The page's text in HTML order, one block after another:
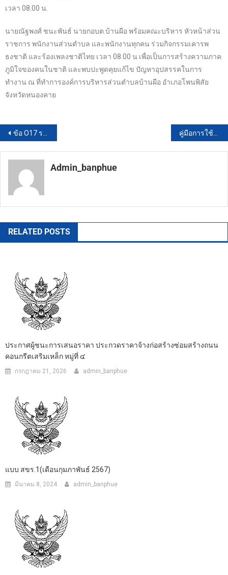
เวลา 08.00 น.
นายณัฐพงศ์ ชนะพันธ์ นายกอบต.บ้านผือ พร้อมคณะบริหาร หัวหน้าส่วน
ราชการ พนักงานส่วนตำบล และพนักงานทุกคน ร่วมกิจกรรมเคารพ
ธงชาติ และร้องเพลงชาติไทย เวลา 08.00 น เพื่อเป็นการสร้างความภาค
ภูมิใจของคนในชาติ และพบปะพูดคุยแก้ไข ปัญหาอุปสรรคในการ
ทำงาน ณ ที่ทำการองค์การบริหารส่วนตำบลบ้านผือ อำเภอโพนพิสัย
จังหวัดหนองคาย
ข้อ O17 รายงานสรุปผลการจัดซื้อจัดจ้าง
Admin_banphue
RELATED POSTS
ประกาศผู้ชนะการเสนอราคา ประกวดราคาจ้างก่อสร้างซ่อมสร้างถนน
คอนกรีตเสริมเหล็ก หมู่ที่ ๔
กรกฎาคม 21, 2026 admin_banphue
แบบ สขร.1(เดือนกุมภาพันธ์ 2567)
มีนาคม 8, 2024 admin_banphue